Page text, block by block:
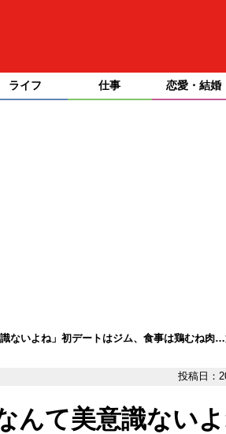
ライフ 仕事 恋愛・結婚
ないよね」初デートはジム、食事は鶏むね肉
投稿日：
んて美意識ない